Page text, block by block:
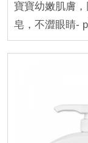
寶寶幼嫩肌膚
皂，不澀眼睛-